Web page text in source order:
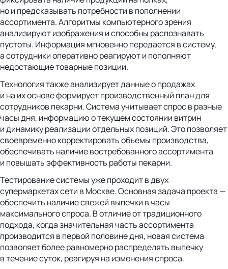
но и предсказывать потребности в пополнении
ассортимента. Алгоритмы компьютерного зрения
анализируют изображения и способны распознавать
пустоты. Информация мгновенно передается в систему,
а сотрудники оперативно реагируют и пополняют
недостающие товарные позиции.
Технология также анализирует данные о продажах
и на их основе формирует производственный план для
сотрудников пекарни. Система учитывает спрос в разные
часы дня, информацию о текущем состоянии витрин
и динамику реализации отдельных позиций. Это позволяет
своевременно корректировать объемы производства,
обеспечивать наличие востребованного ассортимента
и повышать эффективность работы пекарни.
Тестирование системы уже проходит в двух
супермаркетах сети в Москве. Основная задача проекта —
обеспечить наличие свежей выпечки в часы
максимального спроса. В отличие от традиционного
подхода, когда значительная часть ассортимента
производится в первой половине дня, новая система
позволяет более равномерно распределять выпечку
в течение суток, реагируя на изменения спроса.